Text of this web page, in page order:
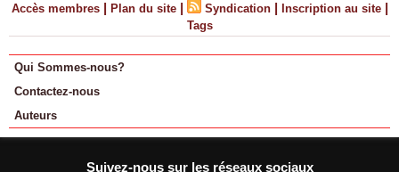
Accès membres | Plan du site | Syndication | Inscription au site |
Tags
Qui Sommes-nous?
Contactez-nous
Auteurs
Suivez-nous sur les réseaux sociaux